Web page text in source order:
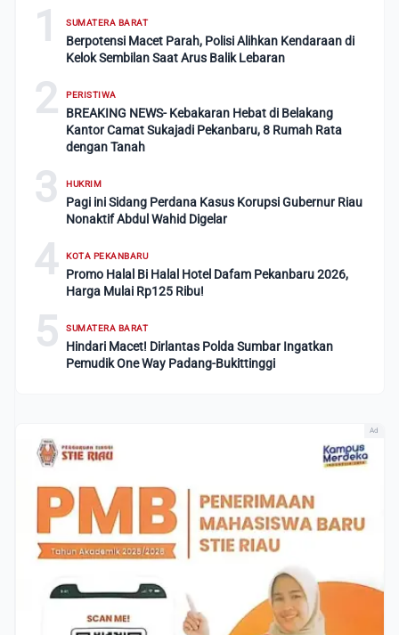
1 SUMATERA BARAT
Berpotensi Macet Parah, Polisi Alihkan Kendaraan di
Kelok Sembilan Saat Arus Balik Lebaran
2 PERISTIWA
BREAKING NEWS- Kebakaran Hebat di Belakang
Kantor Camat Sukajadi Pekanbaru, 8 Rumah Rata
dengan Tanah
3 HUKRIM
Pagi ini Sidang Perdana Kasus Korupsi Gubernur Riau
Nonaktif Abdul Wahid Digelar
4 KOTA PEKANBARU
Promo Halal Bi Halal Hotel Dafam Pekanbaru 2026,
Harga Mulai Rp125 Ribu!
5 SUMATERA BARAT
Hindari Macet! Dirlantas Polda Sumbar Ingatkan
Pemudik One Way Padang-Bukittinggi
Ad